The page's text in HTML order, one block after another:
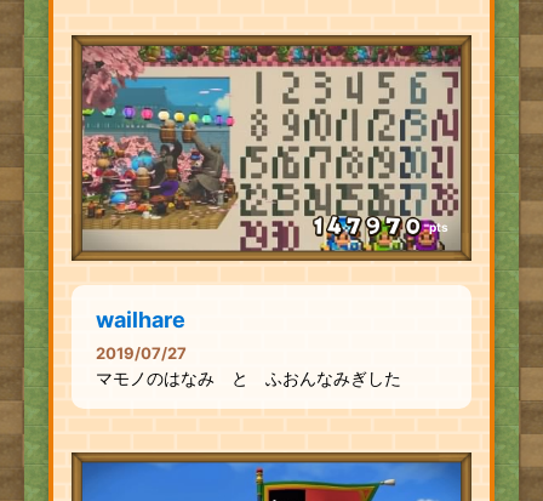
pts
wailhare
2019/07/27
マモノのはなみ と ふおんなみぎした